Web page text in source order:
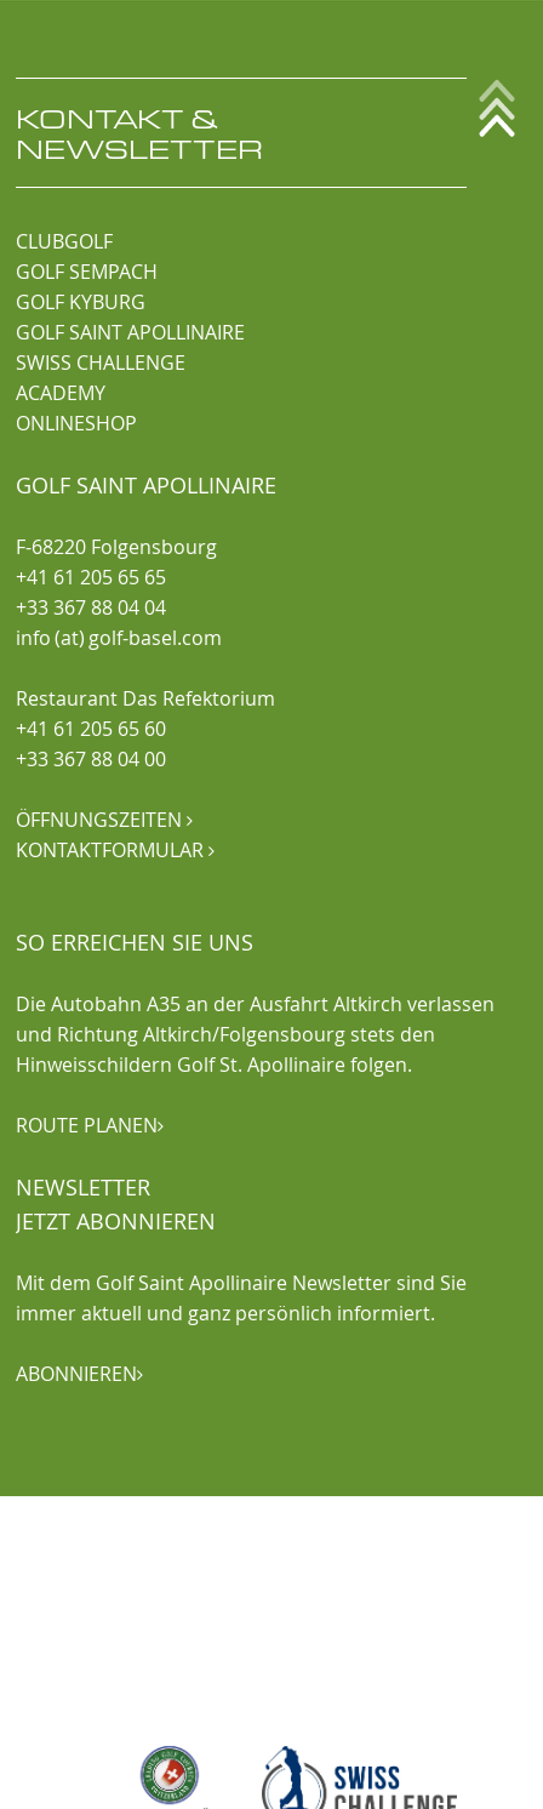
KONTAKT &
NEWSLETTER
CLUBGOLF
GOLF SEMPACH
GOLF KYBURG
GOLF SAINT APOLLINAIRE
SWISS CHALLENGE
ACADEMY
ONLINESHOP
GOLF SAINT APOLLINAIRE
F-68220 Folgensbourg
+41 61 205 65 65
+33 367 88 04 04
info (at) golf-basel.com
Restaurant Das Refektorium
+41 61 205 65 60
+33 367 88 04 00
ÖFFNUNGSZEITEN
KONTAKTFORMULAR
SO ERREICHEN SIE UNS
Die Autobahn A35 an der Ausfahrt Altkirch verlassen
und Richtung Altkirch/Folgensbourg stets den
Hinweisschildern Golf St. Apollinaire folgen.
ROUTE PLANEN
NEWSLETTER
JETZT ABONNIEREN
Mit dem Golf Saint Apollinaire Newsletter sind Sie
immer aktuell und ganz persönlich informiert.
ABONNIEREN